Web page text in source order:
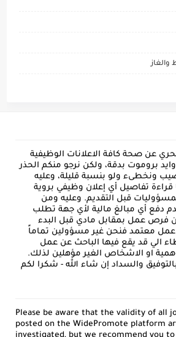
عن صحة كافة الاعلانات الوظيفية
بروموت بدقة، ولكن نرجو منكم الحذر
ونخطىء ولو بنسبة قليلة، وعليه
قراءة تفاصيل أي إعلان وظيفي بروية
قبل التقديم. وعليه ومن
دفع أي مبالغ مالية لأي جهة تطلب
فرص عمل بمقابل مادي قبل البدء
عمل معتمد فنحن غير مسؤولين تماماً
الي قد يقع فيها الباحث عن عمل
او الاشخاص الغير مؤهلين لذلك.
والسداد إن شاء الله - شكرا لكم
Please be aware that the validity of all
posted on the WidePromote platform